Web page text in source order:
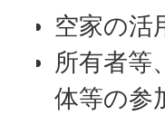
空家の活
所有者等
体等の参